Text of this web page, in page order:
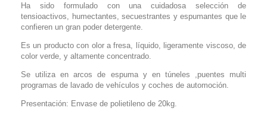
Ha sido formulado con una cuidadosa selección de
tensioactivos, humectantes, secuestrantes y espumantes que le
confieren un gran poder detergente.
Es un producto con olor a fresa, líquido, ligeramente viscoso, de
color verde, y altamente concentrado.
Se utiliza en arcos de espuma y en túneles ,puentes multi
programas de lavado de vehículos y coches de automoción.
Presentación: Envase de polietileno de 20kg.